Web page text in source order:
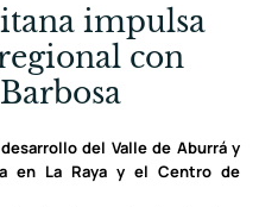
impulsa
con
del Valle de Aburrá y
en La Raya y el Centro de